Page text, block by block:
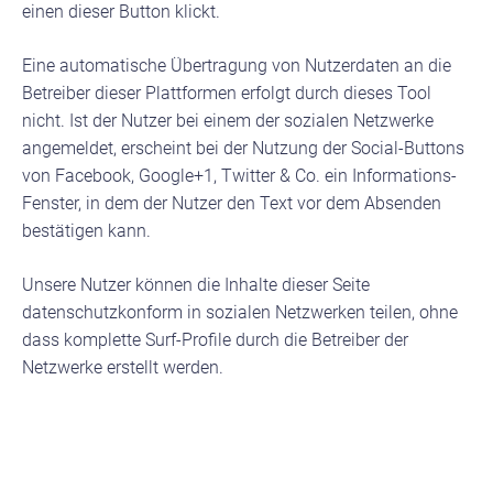
einen dieser Button klickt.
Eine automatische Übertragung von Nutzerdaten an die
Betreiber dieser Plattformen erfolgt durch dieses Tool
nicht. Ist der Nutzer bei einem der sozialen Netzwerke
angemeldet, erscheint bei der Nutzung der Social-Buttons
von Facebook, Google+1, Twitter & Co. ein Informations-
Fenster, in dem der Nutzer den Text vor dem Absenden
bestätigen kann.
Unsere Nutzer können die Inhalte dieser Seite
datenschutzkonform in sozialen Netzwerken teilen, ohne
dass komplette Surf-Profile durch die Betreiber der
Netzwerke erstellt werden.